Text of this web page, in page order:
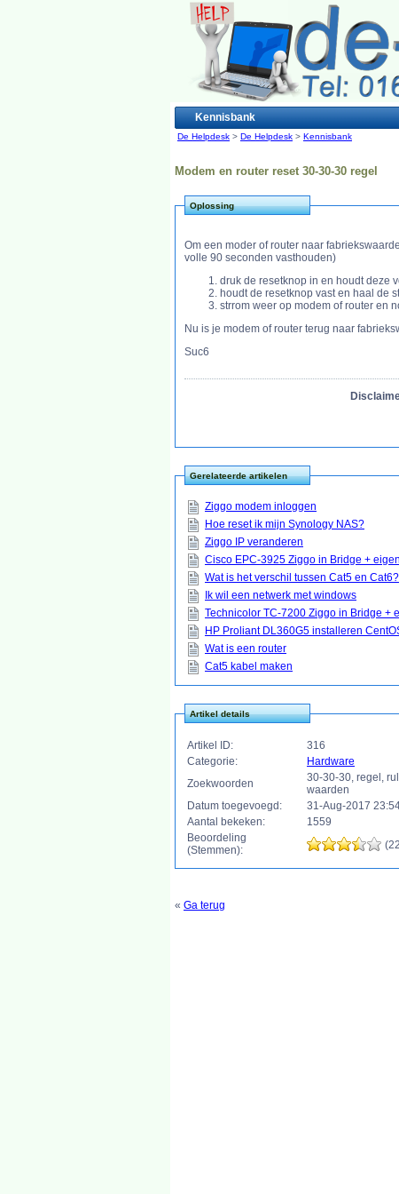
Kennisbank
De Helpdesk > De Helpdesk > Kennisbank
Modem en router reset 30-30-30 regel
Oplossing
Om een moder of router naar
volle 90 seconden vasthouden)
druk de resetknop in en houdt deze
houdt de resetknop vast en haal de
strrom weer op modem of router en
Nu is je modem of router terug naar
Suc6
Gerelateerde artikelen
Ziggo modem inloggen
Hoe reset ik mijn Synology NAS?
Ziggo IP veranderen
Cisco EPC-3925 Ziggo in Bridge +
Wat is het verschil tussen Cat5 en Cat6?
Ik wil een netwerk met windows
Technicolor TC-7200 Ziggo in Bridge +
HP Proliant DL360G5 installeren
Wat is een router
Cat5 kabel maken
Artikel details
Artikel ID:
316
Categorie:
Hardware
Zoekwoorden
30-30-30, regel,
waarden
Datum toegevoegd:
31-Aug-2017
Aantal bekeken:
1559
Beoordeling
(Stemmen):
« Ga terug